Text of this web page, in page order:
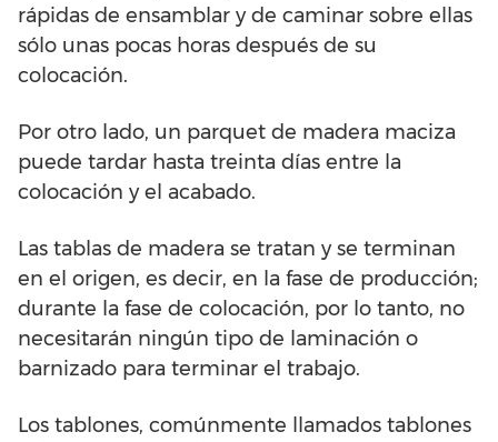
rápidas de ensamblar y de caminar sobre ellas
sólo unas pocas horas después de su
colocación.
Por otro lado, un parquet de madera maciza
puede tardar hasta treinta días entre la
colocación y el acabado.
Las tablas de madera se tratan y se terminan
en el origen, es decir, en la fase de producción;
durante la fase de colocación, por lo tanto, no
necesitarán ningún tipo de laminación o
barnizado para terminar el trabajo.
Los tablones, comúnmente llamados tablones